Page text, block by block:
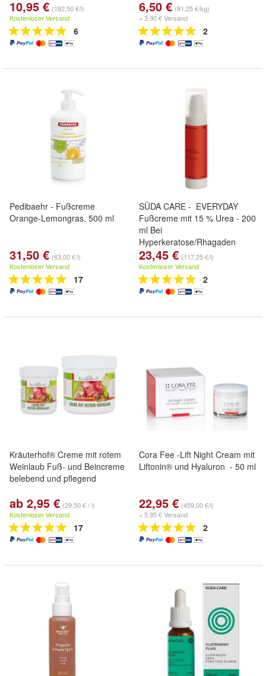
10,95 € (182,50 €/l)
Kostenloser Versand
6
6,50 € (81,25 €/kg)
+ 3,90 € Versand
2
Pedibaehr - Fußcreme
Orange-Lemongras, 500 ml
31,50 € (63,00 €/l)
Kostenloser Versand
17
SÜDA CARE - EVERYDAY
Fußcreme mit 15 % Urea - 200
ml Bei
Hyperkeratose/Rhagaden
23,45 € (117,25 €/l)
Kostenloser Versand
2
Kräuterhof® Creme mit rotem
Weinlaub Fuß- und Beincreme
belebend und pflegend
ab 2,95 € (29,50 € / l)
Kostenloser Versand
17
Cora Fee -Lift Night Cream mit
Liftonin® und Hyaluron - 50 ml
22,95 € (459,00 €/l)
+ 5,95 € Versand
2